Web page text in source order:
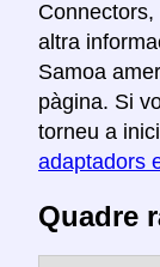
altra
Samoa
pàgina. Si
torneu a
adaptadors
Quadre